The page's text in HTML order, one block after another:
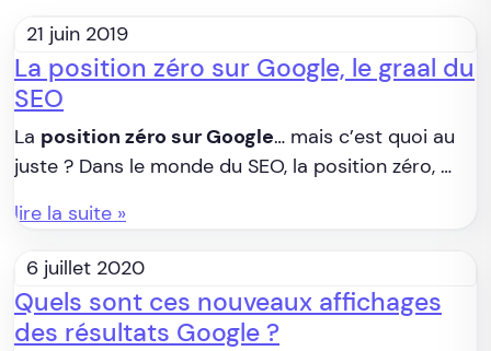
21 juin 2019
La position zéro sur Google, le graal du
SEO
La position zéro sur Google… mais c’est quoi au
juste ? Dans le monde du SEO, la position zéro, …
lire la suite »
6 juillet 2020
Quels sont ces nouveaux affichages
des résultats Google ?